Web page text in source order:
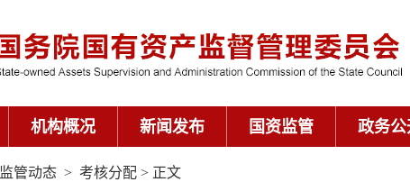
机构概况 新闻发布 国资监管 政务公
监管动态 > 考核分配 > 正文